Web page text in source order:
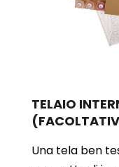
TELAIO
Una tela ben